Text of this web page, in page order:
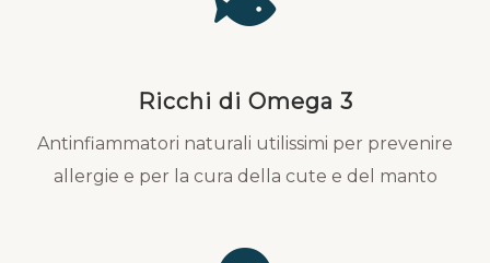
Ricchi di Omega 3
Antinfiammatori naturali utilissimi per prevenire
allergie e per la cura della cute e del manto